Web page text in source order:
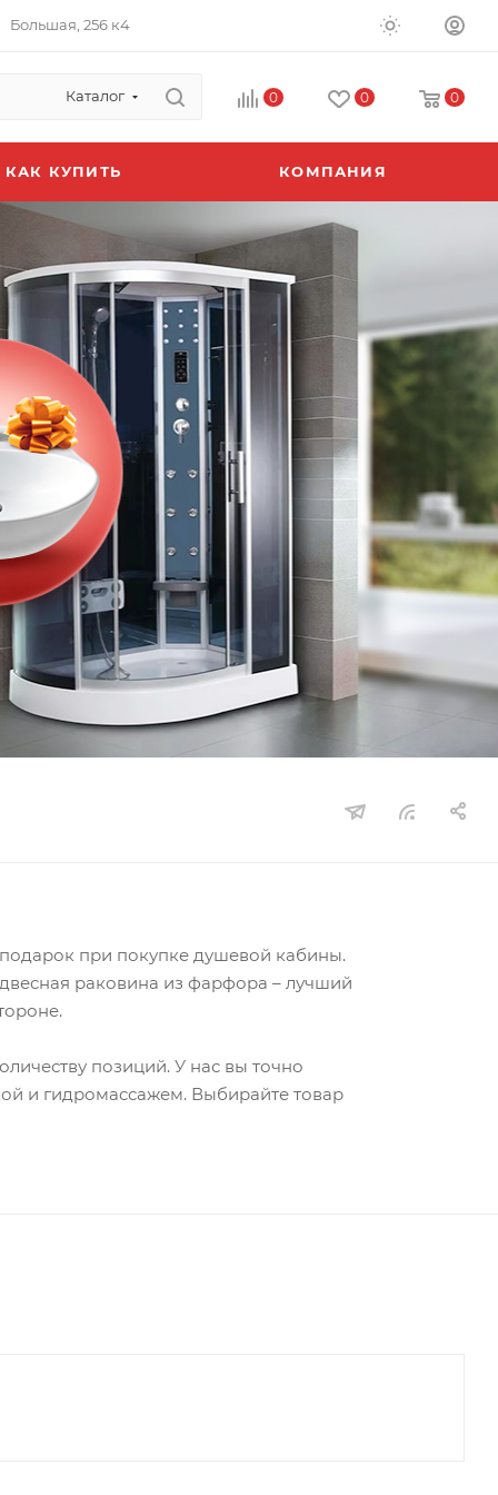
Большая, 256 к4
Каталог 0 0 0
КАК КУПИТЬ КОМПАНИЯ
при покупке душевой кабины.
раковина из фарфора – лучший
позиций. У нас вы точно
и гидромассажем. Выбирайте товар